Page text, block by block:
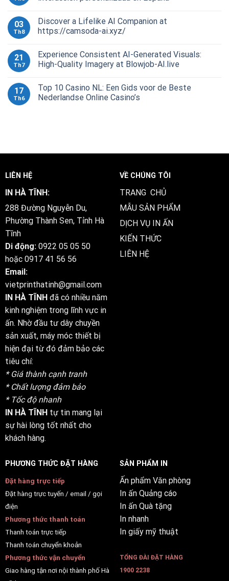
03
Th8
Discover a Lifelike AI Companion at
https://camsoda-ai.xyz/
21
Th7
Experience Consistent AI-Generated Visuals:
High-Quality Imagery at Blowjob-AI.live
17
Th6
Top 10 Casino NL: Een Gids voor de Beste
Nederlandse Online Casino’s
LIÊN HỆ
IN HÀ TĨNH:
288 Đường Nguyễn Du,
Phường Thành Sen, Tỉnh Hà
Tĩnh
Di động: 0922 05 05 50
hoặc 0917 41 56 56
Email:
vietprinthatinh@gmail.com
IN HÀ TĨNH đã có nhiều năm
kinh nghiệm trong lĩnh vực in
ấn. Nhờ đầu tư dây chuyền
sản xuất, máy móc thiết bị
hiện đại từ đó đảm bảo các
tiêu chí:
* Giá thành cạnh tranh
* Chất lượng đảm bảo
* Tốc độ nhanh
IN HÀ TĨNHtự tin mang lại
sự hài lòng tốt nhất cho
khách hàng.
VỀ CHÚNG TÔI
TRANG CHỦ
MẪU SẢN PHẨM
DỊCH VỤ IN ẤN
KIẾN THỨC
LIÊN HỆ
PHƯƠNG THỨC ĐẶT HÀNG
Đặt hàng trực tiếp
Đặt hàng trực tuyến / email / gọi
điện
Phương thức thanh toán
Thanh toán trực tiếp
Thanh toán chuyển khoản
Phương thức vận chuyển
Giao hàng tận nơi nội thành phố Hà
SẢN PHẨM IN
Ấn phẩm Văn phòng
In ấn Quảng cáo
In ấn Quà tặng
In nhanh
In giấy mỹ thuật
TỔNG ĐÀI ĐẶT HÀNG
1900 2238